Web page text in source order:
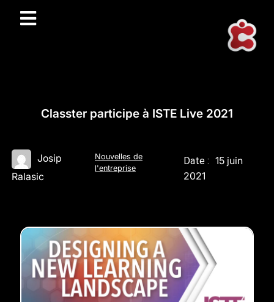
Classter participe à ISTE Live 2021
Josip
Ralasic
Nouvelles de
l'entreprise
Date : 15 juin
2021